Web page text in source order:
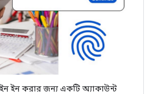
ইন করার জন্য একটি অ্যাকাউন্ট